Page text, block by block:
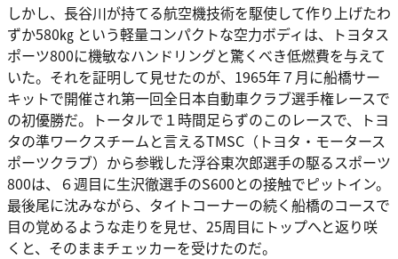
しかし、長谷川が持てる航空機技術を駆使して作り上げたわ
ずか580㎏ という軽量コンパクトな空力ボディは、トヨタス
ポーツ800に機敏なハンドリングと驚くべき低燃費を与えて
いた。それを証明して見せたのが、1965年７月に船橋サー
キットで開催され第一回全日本自動車クラブ選手権レースで
の初優勝だ。トータルで１時間足らずのこのレースで、トヨ
タの準ワークスチームと言えるTMSC（トヨタ・モータース
ポーツクラブ）から参戦した浮谷東次郎選手の駆るスポーツ
800は、６週目に生沢徹選手のS600との接触でピットイン。
最後尾に沈みながら、タイトコーナーの続く船橋のコースで
目の覚めるような走りを見せ、25周目にトップへと返り咲
くと、そのままチェッカーを受けたのだ。